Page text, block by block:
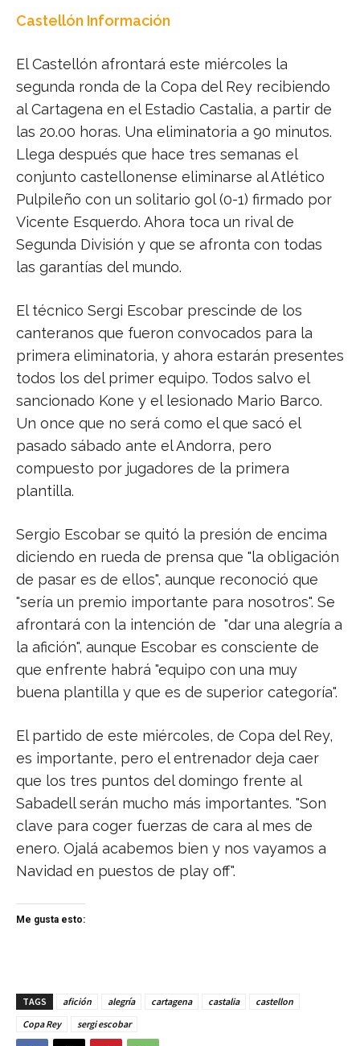
Castellón Información
El Castellón afrontará este miércoles la
segunda ronda de la Copa del Rey recibiendo
al Cartagena en el Estadio Castalia, a partir de
las 20.00 horas. Una eliminatoria a 90 minutos.
Llega después que hace tres semanas el
conjunto castellonense eliminarse al Atlético
Pulpileño con un solitario gol (0-1) firmado por
Vicente Esquerdo. Ahora toca un rival de
Segunda División y que se afronta con todas
las garantías del mundo.
El técnico Sergi Escobar prescinde de los
canteranos que fueron convocados para la
primera eliminatoria, y ahora estarán presentes
todos los del primer equipo. Todos salvo el
sancionado Kone y el lesionado Mario Barco.
Un once que no será como el que sacó el
pasado sábado ante el Andorra, pero
compuesto por jugadores de la primera
plantilla.
Sergio Escobar se quitó la presión de encima
diciendo en rueda de prensa que "la obligación
de pasar es de ellos", aunque reconoció que
"sería un premio importante para nosotros". Se
afrontará con la intención de "dar una alegría a
la afición", aunque Escobar es consciente de
que enfrente habrá "equipo con una muy
buena plantilla y que es de superior categoría".
El partido de este miércoles, de Copa del Rey,
es importante, pero el entrenador deja caer
que los tres puntos del domingo frente al
Sabadell serán mucho más importantes. "Son
clave para coger fuerzas de cara al mes de
enero. Ojalá acabemos bien y nos vayamos a
Navidad en puestos de play off".
Me gusta esto:
TAGS afición alegría cartagena castalia
castellon
Copa Rey
sergi escobar